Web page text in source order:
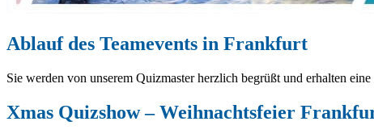
Ablauf des Teamevents in Frankfurt
Sie werden von unserem Quizmaster herzlich begrüßt und erhalten
Xmas Quizshow – Weihnachtsfeier